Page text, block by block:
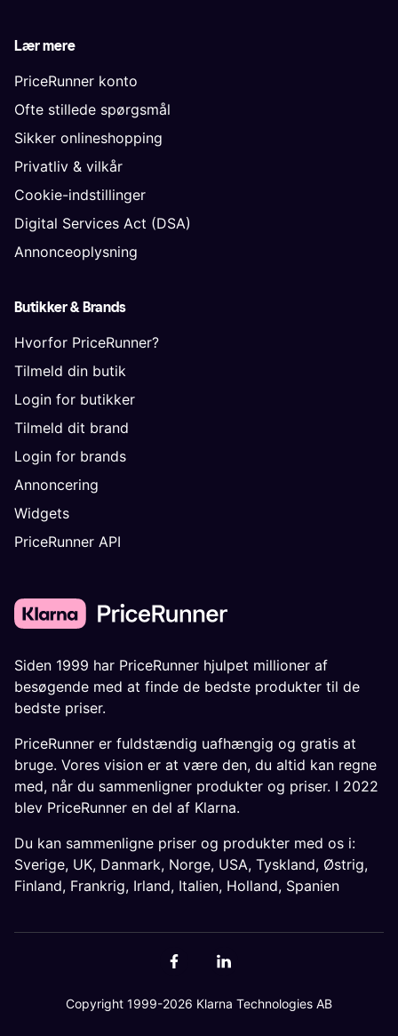
Lær mere
PriceRunner konto
Ofte stillede spørgsmål
Sikker onlineshopping
Privatliv & vilkår
Cookie-indstillinger
Digital Services Act (DSA)
Annonceoplysning
Butikker & Brands
Hvorfor PriceRunner?
Tilmeld din butik
Login for butikker
Tilmeld dit brand
Login for brands
Annoncering
Widgets
PriceRunner API
Siden 1999 har PriceRunner hjulpet millioner af
besøgende med at finde de bedste produkter til de
bedste priser.
PriceRunner er fuldstændig uafhængig og gratis at
bruge. Vores vision er at være den, du altid kan regne
med, når du sammenligner produkter og priser. I 2022
blev PriceRunner en del af Klarna.
Du kan sammenligne priser og produkter med os i:
Sverige, UK, Danmark, Norge, USA, Tyskland, Østrig,
Finland, Frankrig, Irland, Italien, Holland, Spanien
Copyright 1999-2026 Klarna Technologies AB